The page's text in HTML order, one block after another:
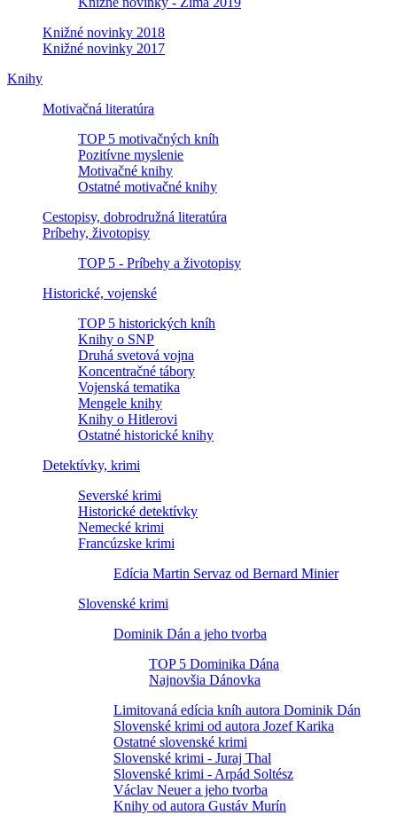
Knižné novinky 2018
Knižné novinky 2017
Knihy
Motivačná literatúra
TOP 5 motivačných kníh
Pozitívne myslenie
Motivačné knihy
Ostatné motivačné knihy
Cestopisy, dobrodružná literatúra
Príbehy, životopisy
TOP 5 - Príbehy a životopisy
Historické, vojenské
TOP 5 historických kníh
Knihy o SNP
Druhá svetová vojna
Koncentračné tábory
Vojenská tematika
Mengele knihy
Knihy o Hitlerovi
Ostatné historické knihy
Detektívky, krimi
Severské krimi
Historické detektívky
Nemecké krimi
Francúzske krimi
Edícia Martin Servaz od Bernard Minier
Slovenské krimi
Dominik Dán a jeho tvorba
TOP 5 Dominika Dána
Najnovšia Dánovka
Limitovaná edícia kníh autora Dominik Dán
Slovenské krimi od autora Jozef Karika
Ostatné slovenské krimi
Slovenské krimi - Juraj Thal
Slovenské krimi - Arpád Soltész
Václav Neuer a jeho tvorba
Knihy od autora Gustáv Murín